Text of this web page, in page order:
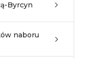
Byrcyn
naboru